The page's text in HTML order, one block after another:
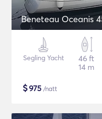
Beneteau Oceanis
Segling Yacht
46 ft
14 m
$975 /natt